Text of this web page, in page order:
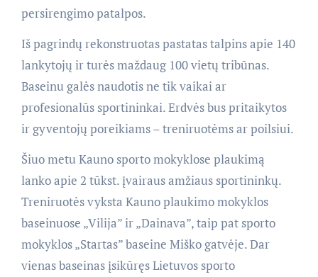
persirengimo patalpos.
Iš pagrindų rekonstruotas pastatas talpins apie 140
lankytojų ir turės maždaug 100 vietų tribūnas.
Baseinu galės naudotis ne tik vaikai ar
profesionalūs sportininkai. Erdvės bus pritaikytos
ir gyventojų poreikiams – treniruotėms ar poilsiui.
Šiuo metu Kauno sporto mokyklose plaukimą
lanko apie 2 tūkst. įvairaus amžiaus sportininkų.
Treniruotės vyksta Kauno plaukimo mokyklos
baseinuose „Vilija” ir „Dainava”, taip pat sporto
mokyklos „Startas” baseine Miško gatvėje. Dar
vienas baseinas įsikūręs Lietuvos sporto